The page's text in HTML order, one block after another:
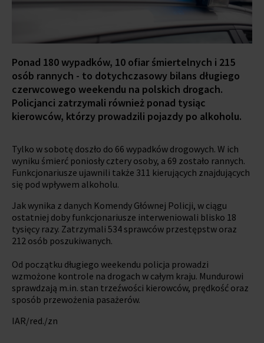
Ponad 180 wypadków, 10 ofiar śmiertelnych i 215
osób rannych - to dotychczasowy bilans długiego
czerwcowego weekendu na polskich drogach.
Policjanci zatrzymali również ponad tysiąc
kierowców, którzy prowadzili pojazdy po alkoholu.
Tylko w sobotę doszło do 66 wypadków drogowych. W ich
wyniku śmierć poniosły cztery osoby, a 69 zostało rannych.
Funkcjonariusze ujawnili także 311 kierujących znajdujących
się pod wpływem alkoholu.
Jak wynika z danych Komendy Głównej Policji, w ciągu
ostatniej doby funkcjonariusze interweniowali blisko 18
tysięcy razy. Zatrzymali 534 sprawców przestępstw oraz
212 osób poszukiwanych.
Od początku długiego weekendu policja prowadzi
wzmożone kontrole na drogach w całym kraju. Mundurowi
sprawdzają m.in. stan trzeźwości kierowców, prędkość oraz
sposób przewożenia pasażerów.
IAR/red./zn